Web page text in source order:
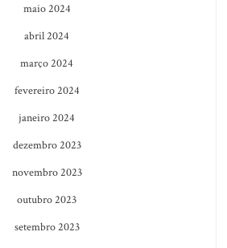
maio 2024
abril 2024
março 2024
fevereiro 2024
janeiro 2024
dezembro 2023
novembro 2023
outubro 2023
setembro 2023